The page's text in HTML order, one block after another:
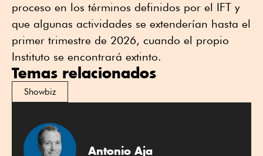
proceso en los términos definidos por el IFT y
que algunas actividades se extenderían hasta el
primer trimestre de 2026, cuando el propio
Instituto se encontrará extinto.
Temas relacionados
Showbiz
Antonio Aja